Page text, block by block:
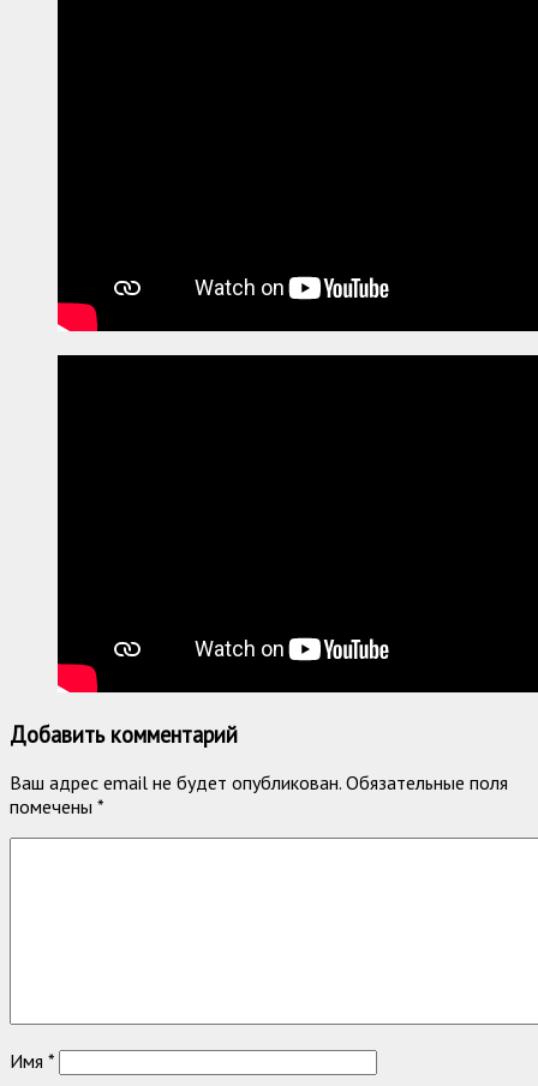
Добавить комментарий
Ваш адрес email не будет опубликован. Обязательные поля
помечены *
Имя *